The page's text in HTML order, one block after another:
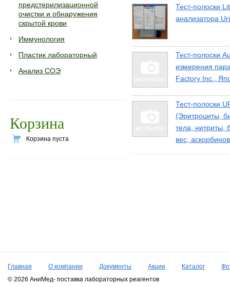
предстерилизационной
очистки и обнаружения
скрытой крови
Иммунология
Пластик лабораторный
Анализ СОЭ
Корзина
Корзина пуста
Тест-полоски
анализатора
Тест-полоски
измерения
Factory Inc.,
Тест-полоски
(Эритроциты,
тела, нитриты,
вес,
Главная О компании Документы Акции Каталог
© 2026 АниМед- поставка лабораторных реагентов